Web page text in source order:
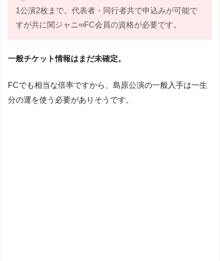
1公演2枚まで。代表者・同行者共で申込みが可能で
すが共に関ジャニ∞FC会員の資格が必要です。
一般チケット情報はまだ未確定。
FCでも相当な倍率ですから、島原公演の一般入手は一生
分の運を使う必要がありそうです。